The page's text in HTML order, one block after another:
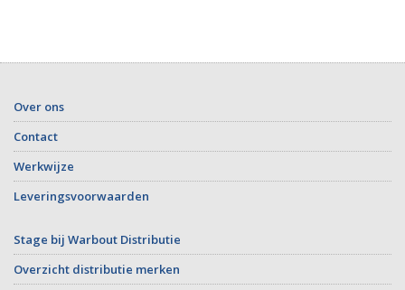
Over ons
Contact
Werkwijze
Leveringsvoorwaarden
Stage bij Warbout Distributie
Overzicht distributie merken